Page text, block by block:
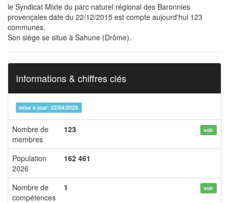
le Syndicat Mixte du parc naturel régional des Baronnies
provençales date du 22/12/2015 est compte aujourd'hui 123
communes.
Son siège se situe à Sahune (Drôme).
Informations & chiffres clés
mise à jour: 22/04/2026
Nombre de
membres
123 voir
Population
2026
162 461
Nombre de
compétences
1 voir